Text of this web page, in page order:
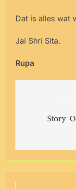
Dat is alles wat
Jai Shri Sita.
Rupa
Story-